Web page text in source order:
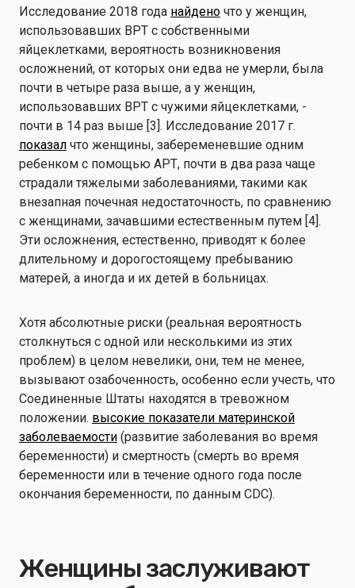
Исследование 2018 года найдено что у женщин,
использовавших ВРТ с собственными
яйцеклетками, вероятность возникновения
осложнений, от которых они едва не умерли, была
почти в четыре раза выше, а у женщин,
использовавших ВРТ с чужими яйцеклетками, -
почти в 14 раз выше [3]. Исследование 2017 г.
показал что женщины, забеременевшие одним
ребенком с помощью АРТ, почти в два раза чаще
страдали тяжелыми заболеваниями, такими как
внезапная почечная недостаточность, по сравнению
с женщинами, зачавшими естественным путем [4].
Эти осложнения, естественно, приводят к более
длительному и дорогостоящему пребыванию
матерей, а иногда и их детей в больницах.
Хотя абсолютные риски (реальная вероятность
столкнуться с одной или несколькими из этих
проблем) в целом невелики, они, тем не менее,
вызывают озабоченность, особенно если учесть, что
Соединенные Штаты находятся в тревожном
положении. высокие показатели материнской
заболеваемости (развитие заболевания во время
беременности) и смертность (смерть во время
беременности или в течение одного года после
окончания беременности, по данным CDC).
Женщины заслуживают